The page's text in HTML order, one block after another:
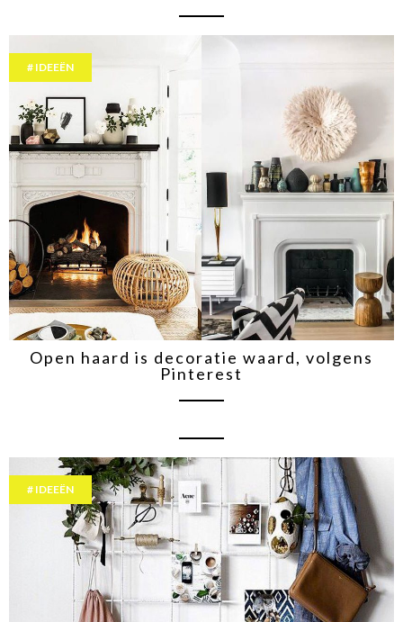
IDEEËN
Open haard is decoratie waard, volgens
Pinterest
IDEEËN